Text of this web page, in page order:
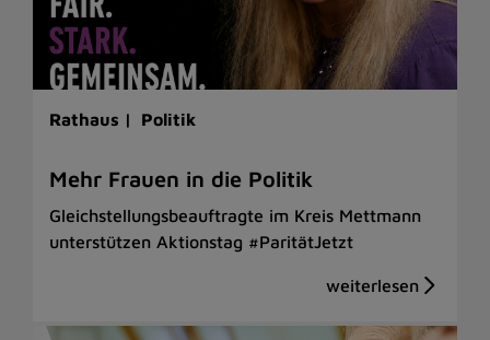
Rathaus | Politik
Mehr Frauen in die Politik
Gleichstellungsbeauftragte im Kreis Mettmann
unterstützen Aktionstag #ParitätJetzt